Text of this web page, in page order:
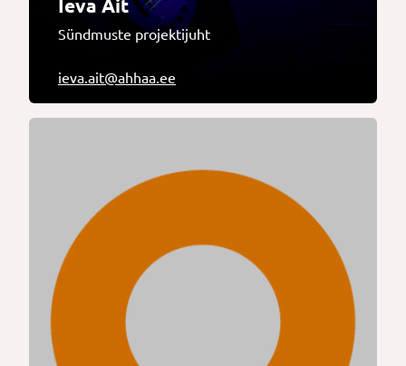
Ieva Ait
Sündmuste projektijuht
ieva.ait@ahhaa.ee